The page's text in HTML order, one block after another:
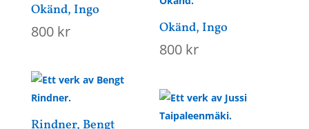
Okänd, Ingo
800 kr Okänd, Ingo
800 kr
Rindner, Bengt